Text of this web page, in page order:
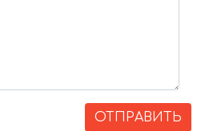
ОТПРАВИТЬ